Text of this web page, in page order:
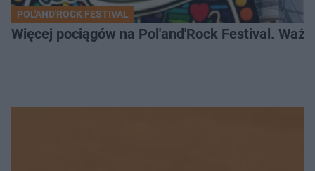
POL'AND'ROCK FESTIVAL
Więcej pociągów na Pol'and'Rock Festival.